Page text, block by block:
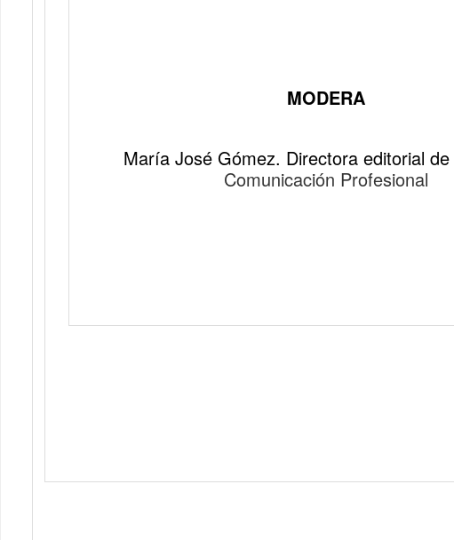
MODERA
María José Gómez. Directora editorial de
Comunicación Profesional